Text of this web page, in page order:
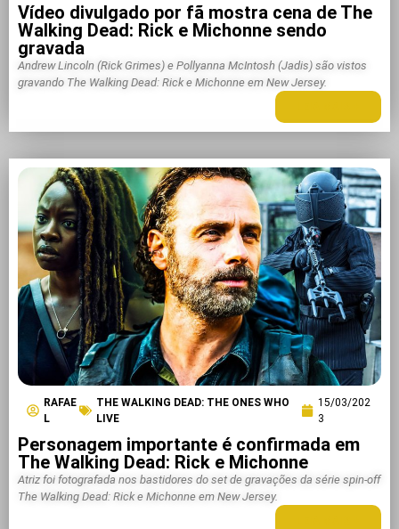
Vídeo divulgado por fã mostra cena de The
Walking Dead: Rick e Michonne sendo
gravada
Andrew Lincoln (Rick Grimes) e Pollyanna McIntosh (Jadis) são vistos
gravando The Walking Dead: Rick e Michonne em New Jersey.
RAFAE
L
THE WALKING DEAD: THE ONES WHO
LIVE
15/03/202
3
Personagem importante é confirmada em
The Walking Dead: Rick e Michonne
Atriz foi fotografada nos bastidores do set de gravações da série spin-off
The Walking Dead: Rick e Michonne em New Jersey.